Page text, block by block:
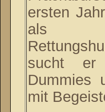
ersten
als
sucht er
Dummies
mit